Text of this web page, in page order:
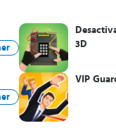
3D
VIP